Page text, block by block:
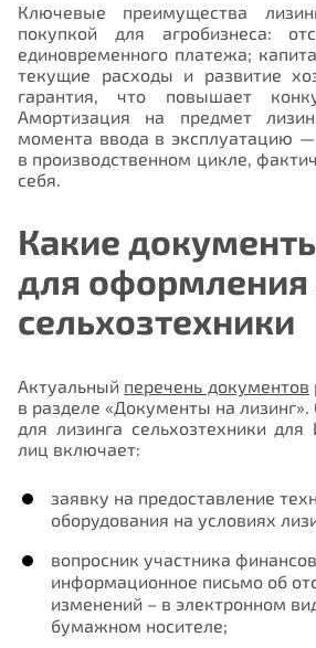
Ключевые преимущества
покупкой для агробизнеса:
единовременного платежа;
текущие расходы и развитие
гарантия, что повышает
Амортизация на предмет
момента ввода в эксплуатацию —
в производственном цикле,
себя.
Какие
для оформления
сельхозтехники
Актуальный перечень документов
в разделе «Документы на
для лизинга сельхозтехники
лиц включает:
заявку на предоставление
оборудования на условиях
вопросник участника
информационное письмо об
изменений – в электронном
бумажном носителе;